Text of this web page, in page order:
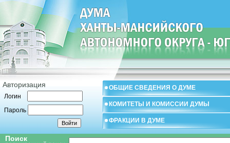
Авторизация
Логин
Пароль
ОБЩИЕ СВЕДЕНИЯ О ДУМЕ
КОМИТЕТЫ И КОМИССИИ ДУМЫ
ФРАКЦИИ В ДУМЕ
Поиск